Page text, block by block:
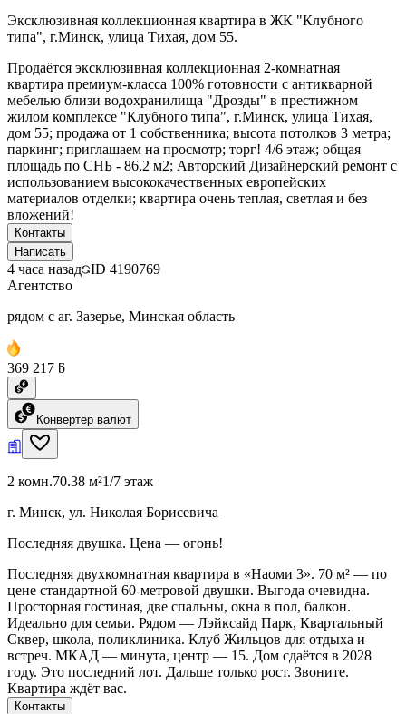
Эксклюзивная коллекционная квартира в ЖК "Клубного
типа", г.Минск, улица Тихая, дом 55.
Продаётся эксклюзивная коллекционная 2-комнатная
квартира премиум-класса 100% готовности с антикварной
мебелью близи водохранилища "Дрозды" в престижном
жилом комплексе "Клубного типа", г.Минск, улица Тихая,
дом 55; продажа от 1 собственника; высота потолков 3 метра;
паркинг; приглашаем на просмотр; торг! 4/6 этаж; общая
площадь по СНБ - 86,2 м2; Авторский Дизайнерский ремонт с
использованием высококачественных европейских
материалов отделки; квартира очень теплая, светлая и без
вложений!
Контакты
Написать
4 часа назад ID 4190769
Агентство
рядом с аг. Зазерье, Минская область
369 217 ƃ
Конвертер валют
2 комн.70.38 м²1/7 этаж
г. Минск, ул. Николая Борисевича
Последняя двушка. Цена — огонь!
Последняя двухкомнатная квартира в «Наоми 3». 70 м² — по
цене стандартной 60-метровой двушки. Выгода очевидна.
Просторная гостиная, две спальны, окна в пол, балкон.
Идеально для семьи. Рядом — Лэйксайд Парк, Квартальный
Сквер, школа, поликлиника. Клуб Жильцов для отдыха и
встреч. МКАД — минута, центр — 15. Дом сдаётся в 2028
году. Это последний лот. Дальше только рост. Звоните.
Квартира ждёт вас.
Контакты